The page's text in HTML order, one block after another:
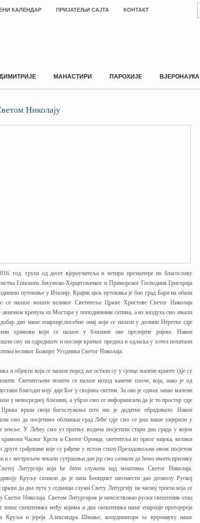
КАЛЕНДАР ПРИЈАТЕЉИ САЈТА КОНТАКТ
МАНАСТИРИ ПАРОХИЈЕ ВЈЕРОНАУКА
Николају
год. група од десет вјероучитеља и четири презвитере по благослову
Епископа Захумско-Херцеговачког и Приморског Господина Григорија
путовање у Италију. Крајни циљ путовања је био град Бари на обали
се налазе мошти великог Светитеља Цркве Христове Светог Николаја
авионом кренула из Мостара у поподневним сатима, а из ваздуха смо имали
дио наше епархије,посебно онај који се налази у долини Неретве гдје
храмови који се налазе у близини ове прелијепе ријеке. Након
сму на одредиште и послије кратког предаха и одласка у хотел похитали
великог Божијег Угодника Светог Николаја.
и објекти који се налазе поред ње остали су у сјенце малене крипте гдје су
Светитељеве мошти се налазе испод камене плоче, која, иако је од
благодат коју даје Бог у својима светим. За око је одмах запао малени
у непосредној близини, а убрзо смо се информисали да је то простор гдје
Црква врши своја богослужења што нас је додатно обрадовало. Након
смо да посјетимо оближњи град Леће гдје смо се још више увјерили у
земље. У Лећеу смо уз пратњу водича посјетили стари дио града у којем
Часног Крста и Светог Оронца, светитеља из првог вијека, велики
грађевине које су рађене у истом стилу.Презадовољни овом посјетом
и с нестрпљем чекали сутрашњи дан јер смо сазнали да ћемо имати прилику
Литургији која ће бити служена над моштима Светог Николаја.
Круљу сазнали да је папа Бенидикт шеснаести дао дозволу Руској
да два пута у седмици служи Свету Литургију на часној трпези која се
Светог Николаја. Светом Литургијом је начелствовао руски свештеник отац
више свештеника међу којима и два свештеника наше епархије протојереја
Круља и јереја Александра Шмање, координатора за вјеронауку наше